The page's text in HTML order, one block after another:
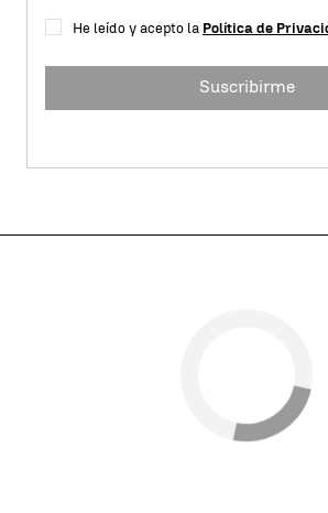
He leído y acepto la Política de
Suscribirme